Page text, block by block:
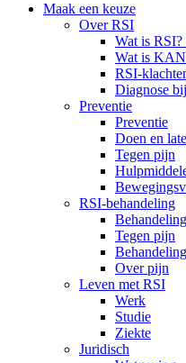
Maak een keuze
Over RSI
Wat is
Wat is
RSI-
Diagnose
Preventie
Preventie
Doen en
Tegen pijn
RSI-behandeling
Tegen pijn
Over pijn
Leven met RSI
Werk
Studie
Ziekte
Juridisch